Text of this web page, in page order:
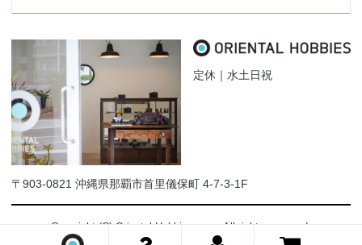
定休｜水土日祝
〒903-0821 沖縄県那覇市首里儀保町 4-7-3-1F
Copyright (C) Oriental-Hobbies.com. All rights reserved.